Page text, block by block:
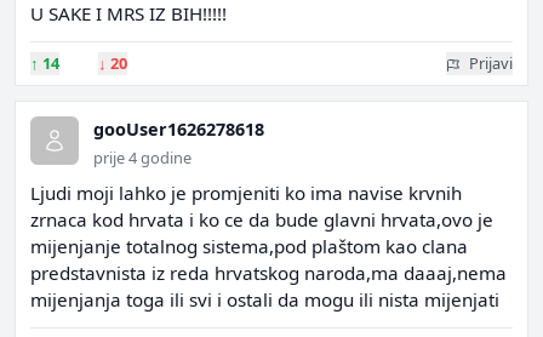
U SAKE I MRS IZ BIH!!!!!
↑ 14 ↓ 20 Prijavi
gooUser1626278618
prije 4 godine
Ljudi moji lahko je promjeniti ko ima navise krvnih
zrnaca kod hrvata i ko ce da bude glavni hrvata,ovo je
mijenjanje totalnog sistema,pod plaštom kao clana
predstavnista iz reda hrvatskog naroda,ma daaaj,nema
mijenjanja toga ili svi i ostali da mogu ili nista mijenjati